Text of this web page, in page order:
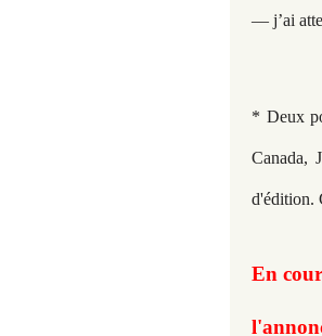
— j’ai
* Deux
Canada,
d'édition.
En